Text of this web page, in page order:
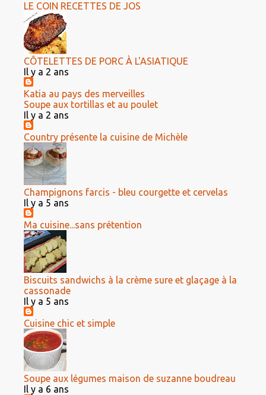
LE COIN RECETTES DE JOS
CÔTELETTES DE PORC À L'ASIATIQUE
Il y a 2 ans
Katia au pays des merveilles
Soupe aux tortillas et au poulet
Il y a 2 ans
Country présente la cuisine de Michèle
Champignons farcis - bleu courgette et cervelas
Il y a 5 ans
Ma cuisine...sans prétention
Biscuits sandwichs à la crème sure et glaçage à la
cassonade
Il y a 5 ans
Cuisine chic et simple
Soupe aux légumes maison de suzanne boudreau
Il y a 6 ans